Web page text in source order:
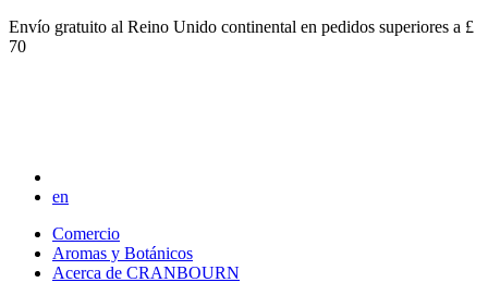
Envío gratuito al Reino Unido continental en pedidos superiores a £
70
en
Comercio
Aromas y Botánicos
Acerca de CRANBOURN